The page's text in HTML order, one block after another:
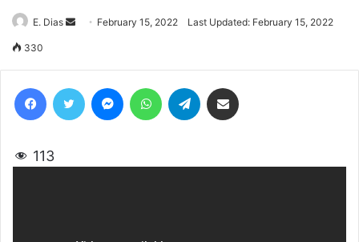
E. Dias
SendFebruary 15, 2022 Last Updated: February 15, 2022
330
113